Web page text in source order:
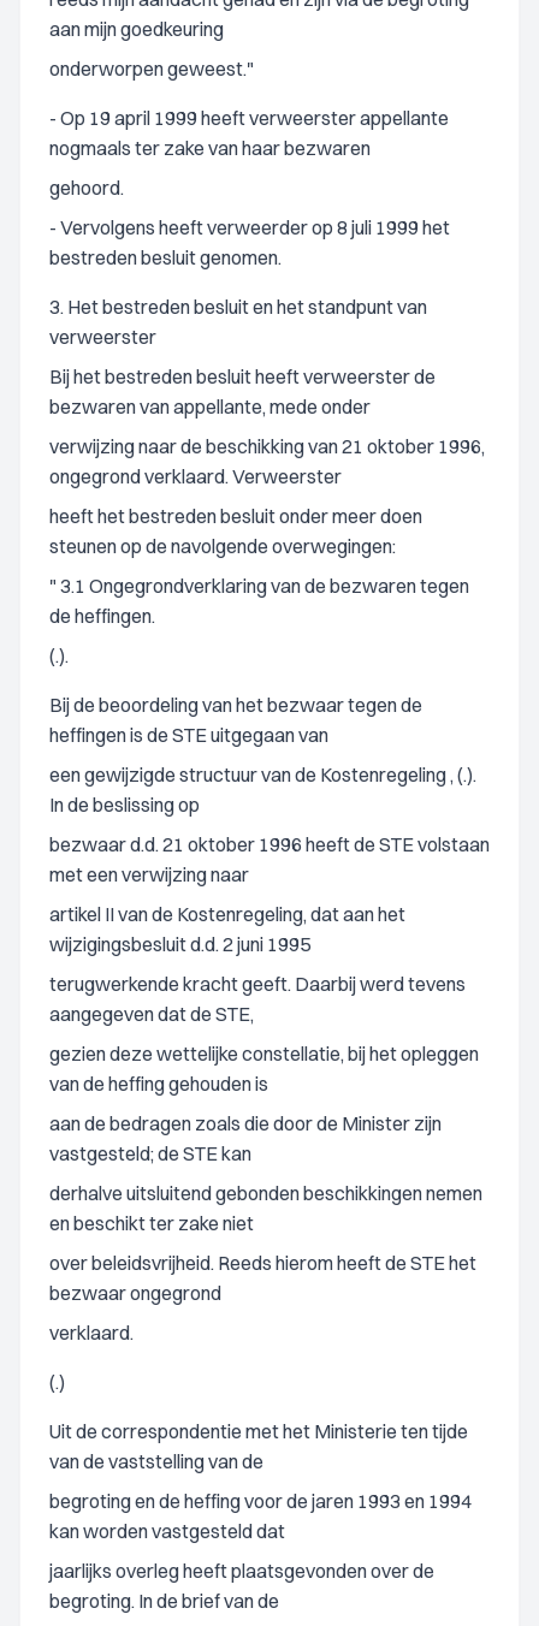
aan mijn goedkeuring
onderworpen geweest."
- Op 19 april 1999 heeft verweerster appellante
nogmaals ter zake van haar bezwaren
gehoord.
- Vervolgens heeft verweerder op 8 juli 1999 het
bestreden besluit genomen.
3. Het bestreden besluit en het standpunt van
verweerster
Bij het bestreden besluit heeft verweerster de
bezwaren van appellante, mede onder
verwijzing naar de beschikking van 21 oktober 1996,
ongegrond verklaard. Verweerster
heeft het bestreden besluit onder meer doen
steunen op de navolgende overwegingen:
" 3.1 Ongegrondverklaring van de bezwaren tegen
de heffingen.
(.).
Bij de beoordeling van het bezwaar tegen de
heffingen is de STE uitgegaan van
een gewijzigde structuur van de Kostenregeling , (.).
In de beslissing op
bezwaar d.d. 21 oktober 1996 heeft de STE volstaan
met een verwijzing naar
artikel II van de Kostenregeling, dat aan het
wijzigingsbesluit d.d. 2 juni 1995
terugwerkende kracht geeft. Daarbij werd tevens
aangegeven dat de STE,
gezien deze wettelijke constellatie, bij het opleggen
van de heffing gehouden is
aan de bedragen zoals die door de Minister zijn
vastgesteld; de STE kan
derhalve uitsluitend gebonden beschikkingen nemen
en beschikt ter zake niet
over beleidsvrijheid. Reeds hierom heeft de STE het
bezwaar ongegrond
verklaard.
(.)
Uit de correspondentie met het Ministerie ten tijde
van de vaststelling van de
begroting en de heffing voor de jaren 1993 en 1994
kan worden vastgesteld dat
jaarlijks overleg heeft plaatsgevonden over de
begroting. In de brief van de